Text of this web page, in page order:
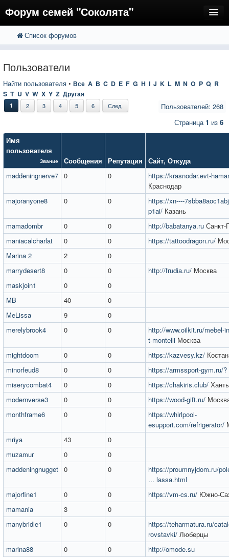
Форум семей "Соколята"
FAQ
Вход
Список форумов
Пользователи
Найти пользователя • Все A B C D E F G H I J K L M N O P Q R
S T U V W X Y Z Другая
Пользователей: 268
1 2 3 4 5 6 След.
Страница1 из 6
Имя
пользователя
Звание Сообщения Репутация Сайт, Откуда
maddeningnerve7 0 0
https://krasnodar.evt-
Краснодар
majoranyone8
0 0
https://xn----
p1ai/ Казань
mamadombr
0 0 http://babatanya.ru Санкт-
maniacalcharlat
0 0 https://tattoodragon.ru/
Marina 2
2
0
marrydesert8
0 0 http://frudia.ru/ Москва
maskjoin1
0
0
MB
40
0
MeLissa
9
0
merelybrook4
0 0
http://www.oilkit.ru/mebel-
t-montelli Москва
mightdoom
0 0 https://kazvesy.kz/
minorfeud8
0 0 https://armssport-gym.ru/?
miserycombat4
0 0 https://chakiris.club/
modernverse3
0 0 https://wood-gift.ru/
monthframe6
0 0
https://whirlpool-
esupport.com/refrigerator/
mriya
43
0
muzamur
0
0
maddeningnugget 0 0
https://proumnyjdom.ru/
... lassa.html
majorfine1
0 0 https://vm-cs.ru/ Южно-
mamania
3
0
manybridle1
0 0
https://teharmatura.ru/
rovstavki/ Люберцы
marina88
0 0
http://omode.su